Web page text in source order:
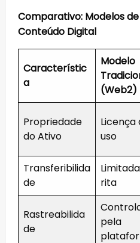
Comparativo: Modelos
Conteúdo Digital
Característic
a
Modelo
(Web2)
Propriedade
do Ativo
Licença
uso
Transferibilida
de
rita
Rastreabilida
de
pela